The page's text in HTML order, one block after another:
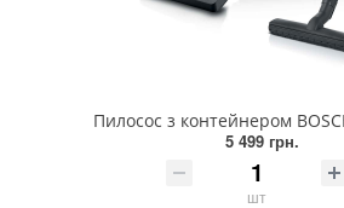
5 499 грн.
шт